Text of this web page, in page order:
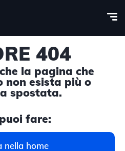
404
la pagina che
non esista più o
spostata.
fare:
nella home